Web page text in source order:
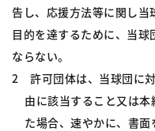
告し、応援方法等に関し
目的を達するために、当
ならない。
2 許可団体は、当球団に
由に該当すること又は
た場合、速やかに、書